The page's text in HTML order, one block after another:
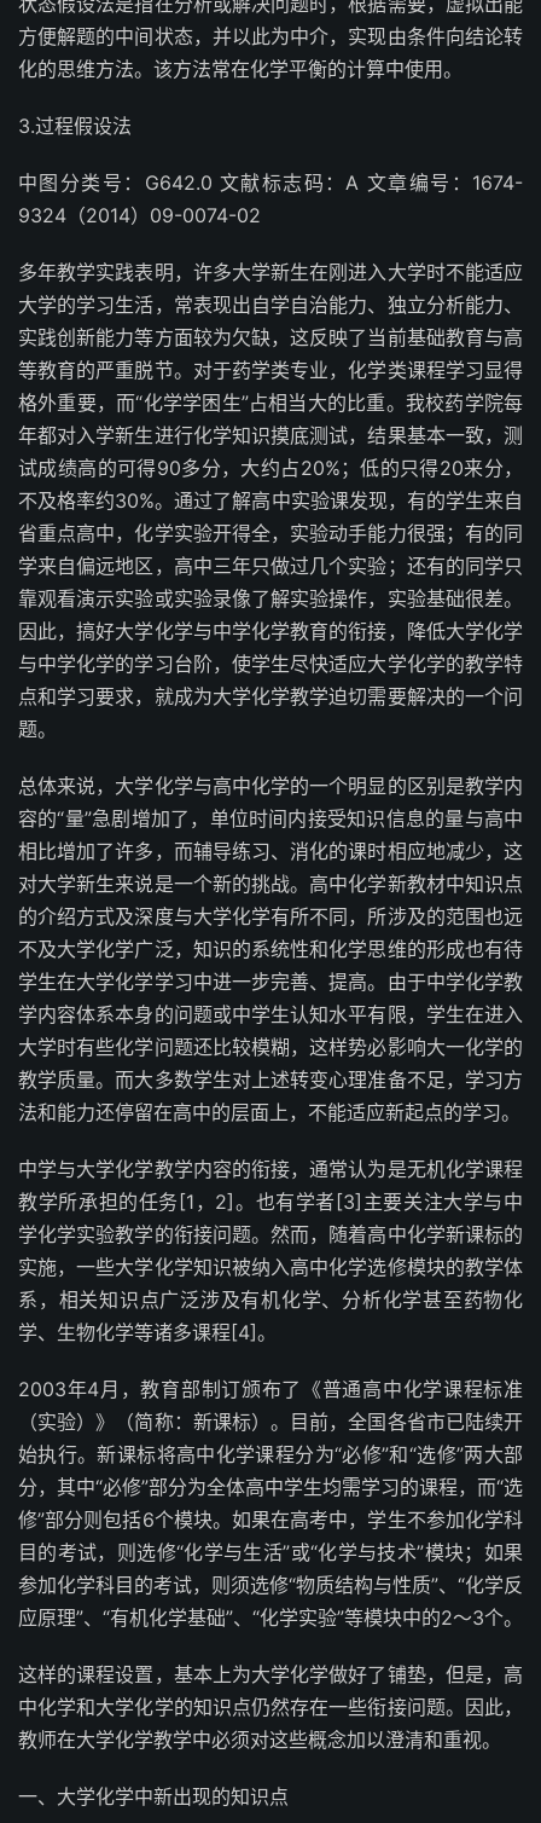
方便解题的中间状态，并以此为中介，实现由条件向结论转
化的思维方法。该方法常在化学平衡的计算中使用。
3.过程假设法
中图分类号：G642.0 文献标志码：A 文章编号：1674-
9324（2014）09-0074-02
多年教学实践表明，许多大学新生在刚进入大学时不能适应
大学的学习生活，常表现出自学自治能力、独立分析能力、
实践创新能力等方面较为欠缺，这反映了当前基础教育与高
等教育的严重脱节。对于药学类专业，化学类课程学习显得
格外重要，而“化学学困生”占相当大的比重。我校药学院每
年都对入学新生进行化学知识摸底测试，结果基本一致，测
试成绩高的可得90多分，大约占20%；低的只得20来分，
不及格率约30%。通过了解高中实验课发现，有的学生来自
省重点高中，化学实验开得全，实验动手能力很强；有的同
学来自偏远地区，高中三年只做过几个实验；还有的同学只
靠观看演示实验或实验录像了解实验操作，实验基础很差。
因此，搞好大学化学与中学化学教育的衔接，降低大学化学
与中学化学的学习台阶，使学生尽快适应大学化学的教学特
点和学习要求，就成为大学化学教学迫切需要解决的一个问
题。
总体来说，大学化学与高中化学的一个明显的区别是教学内
容的“量”急剧增加了，单位时间内接受知识信息的量与高中
相比增加了许多，而辅导练习、消化的课时相应地减少，这
对大学新生来说是一个新的挑战。高中化学新教材中知识点
的介绍方式及深度与大学化学有所不同，所涉及的范围也远
不及大学化学广泛，知识的系统性和化学思维的形成也有待
学生在大学化学学习中进一步完善、提高。由于中学化学教
学内容体系本身的问题或中学生认知水平有限，学生在进入
大学时有些化学问题还比较模糊，这样势必影响大一化学的
教学质量。而大多数学生对上述转变心理准备不足，学习方
法和能力还停留在高中的层面上，不能适应新起点的学习。
中学与大学化学教学内容的衔接，通常认为是无机化学课程
教学所承担的任务[1，2]。也有学者[3]主要关注大学与中
学化学实验教学的衔接问题。然而，随着高中化学新课标的
实施，一些大学化学知识被纳入高中化学选修模块的教学体
系，相关知识点广泛涉及有机化学、分析化学甚至药物化
学、生物化学等诸多课程[4]。
2003年4月，教育部制订颁布了《普通高中化学课程标准
（实验）》（简称：新课标）。目前，全国各省市已陆续开
始执行。新课标将高中化学课程分为“必修”和“选修”两大部
分，其中“必修”部分为全体高中学生均需学习的课程，而“选
修”部分则包括6个模块。如果在高考中，学生不参加化学科
目的考试，则选修“化学与生活”或“化学与技术”模块；如果
参加化学科目的考试，则须选修“物质结构与性质”、“化学反
应原理”、“有机化学基础”、“化学实验”等模块中的2～3个。
这样的课程设置，基本上为大学化学做好了铺垫，但是，高
中化学和大学化学的知识点仍然存在一些衔接问题。因此，
教师在大学化学教学中必须对这些概念加以澄清和重视。
一、大学化学中新出现的知识点